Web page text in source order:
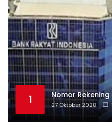
1 Nomor Rekening
27 Oktober 2020